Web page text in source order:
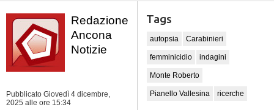
Redazione
Ancona
Notizie
Pubblicato Giovedì 4 dicembre,
2025 alle ore 15:34
Tags
autopsia Carabinieri
femminicidio indagini
Monte Roberto
Pianello Vallesina ricerche